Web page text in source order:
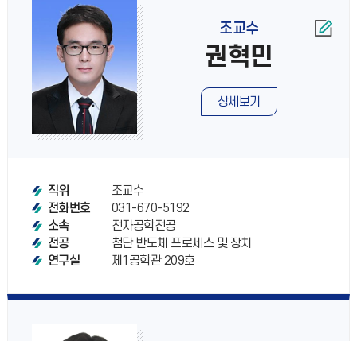
조교수
권혁민
상세보기
직위
조교수
전화번호
031-670-5192
소속
전자공학전공
전공
첨단 반도체 프로세스 및 장치
연구실
제1공학관 209호